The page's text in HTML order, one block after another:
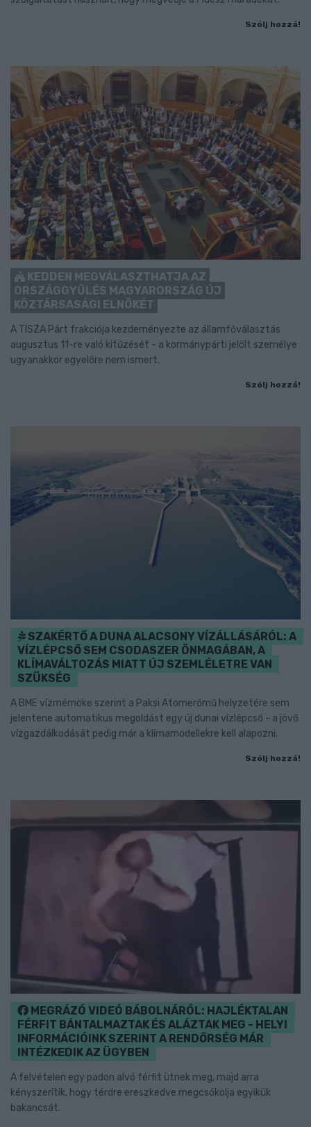
Szólj hozzá!
KEDDEN MEGVÁLASZTHATJA AZ
ORSZÁGGYŰLÉS MAGYARORSZÁG ÚJ
KÖZTÁRSASÁGI ELNÖKÉT
A TISZA Párt frakciója kezdeményezte az államfőválasztás
augusztus 11-re való kitűzését - a kormánypárti jelölt személye
ugyanakkor egyelőre nem ismert.
Szólj hozzá!
SZAKÉRTŐ A DUNA ALACSONY VÍZÁLLÁSÁRÓL: A
VÍZLÉPCSŐ SEM CSODASZER ÖNMAGÁBAN, A
KLÍMAVÁLTOZÁS MIATT ÚJ SZEMLÉLETRE VAN
SZÜKSÉG
A BME vízmérnöke szerint a Paksi Atomerőmű helyzetére sem
jelentene automatikus megoldást egy új dunai vízlépcső - a jövő
vízgazdálkodását pedig már a klímamodellekre kell alapozni.
Szólj hozzá!
MEGRÁZÓ VIDEÓ BÁBOLNÁRÓL: HAJLÉKTALAN
FÉRFIT BÁNTALMAZTAK ÉS ALÁZTAK MEG - HELYI
INFORMÁCIÓINK SZERINT A RENDŐRSÉG MÁR
INTÉZKEDIK AZ ÜGYBEN
A felvételen egy padon alvó férfit ütnek meg, majd arra
kényszerítik, hogy térdre ereszkedve megcsókolja egyikük
bakancsát.